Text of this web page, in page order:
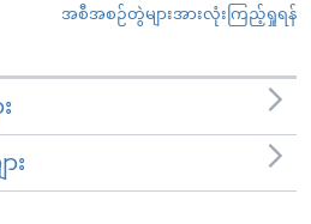
အစီအစဉ်တွဲများအားလုံးကြည့်ရှုရန်
း